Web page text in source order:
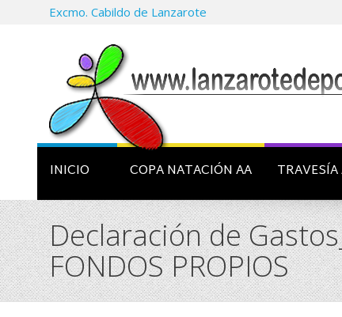
Excmo. Cabildo de Lanzarote
INICIO COPA NATACIÓN AA
Declaración de
FONDOS PROPIOS